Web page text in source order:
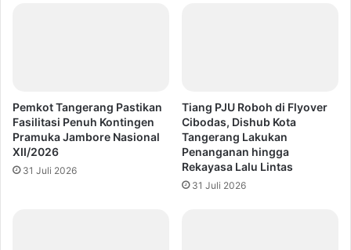
Pemkot Tangerang Pastikan
Fasilitasi Penuh Kontingen
Pramuka Jambore Nasional
XII/2026
31 Juli 2026
Tiang PJU Roboh di Flyover
Cibodas, Dishub Kota
Tangerang Lakukan
Penanganan hingga
Rekayasa Lalu Lintas
31 Juli 2026